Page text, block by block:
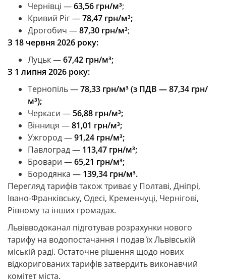
Чернівці —63,56 грн/м³;
Кривий Ріг —78,47 грн/м³;
Дрогобич —87,30 грн/м³;
З 18 червня 2026 року:
Луцьк —67,42 грн/м³;
З 1 липня 2026 року:
Тернопіль —78,33 грн/м³ (з ПДВ — 87,34 грн/
м³);
Черкаси — 56,88 грн/м³;
Вінниця —81,01 грн/м³;
Ужгород —91,24 грн/м³;
Павлоград — 113,47 грн/м³;
Бровари —65,21 грн/м³;
Бородянка — 139,34 грн/м³.
Перегляд тарифів також триває у Полтаві, Дніпрі,
Івано-Франківську, Одесі, Кременчуці, Чернігові,
Рівному та інших громадах.
Львівводоканал підготував розрахунки нового
тарифу на водопостачання і подав їх Львівській
міській раді. Остаточне рішення щодо нових
відкоригованих тарифів затвердить виконавчий
комітет міста.